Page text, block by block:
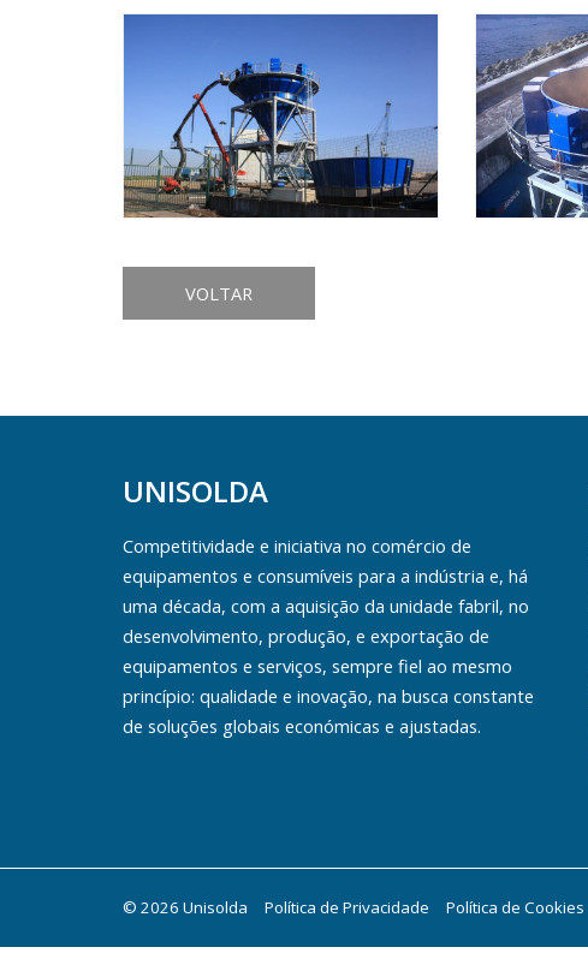
VOLTAR
UNISOLDA
Competitividade e iniciativa no comércio de
equipamentos e consumíveis para a indústria e, há
uma década, com a aquisição da unidade fabril, no
desenvolvimento, produção, e exportação de
equipamentos e serviços, sempre fiel ao mesmo
princípio: qualidade e inovação, na busca constante
de soluções globais económicas e ajustadas.
© 2026 Unisolda Política de Privacidade Política de Cookies